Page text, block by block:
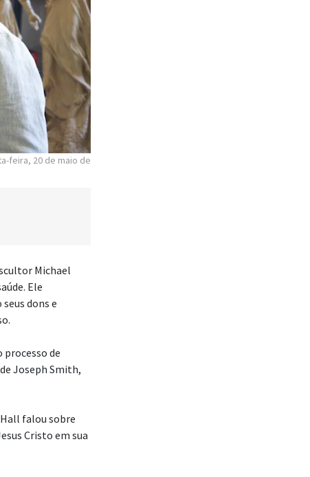
feira, 20 de maio de
Michael
Ele
dons e
de
Joseph Smith,
falou sobre
Cristo em sua